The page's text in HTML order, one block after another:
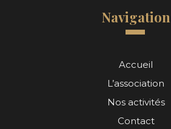
Navigation
Accueil
L’association
Nos activités
Contact